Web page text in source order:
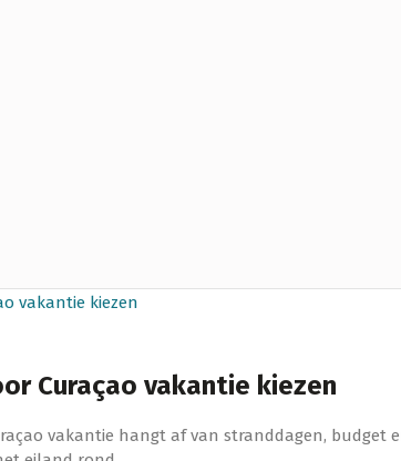
Curaçao vakantie kiezen
vakantie hangt af van stranddagen, budget